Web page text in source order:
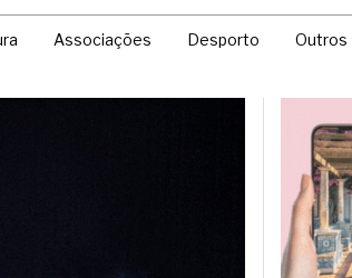
Associações Desporto Outros